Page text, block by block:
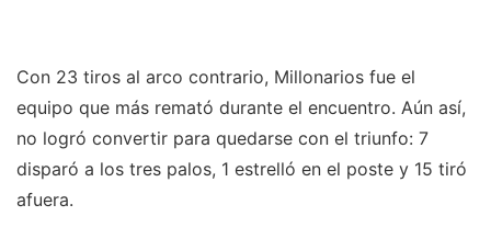
Con 23 tiros al arco contrario, Millonarios fue el
equipo que más remató durante el encuentro. Aún así,
no logró convertir para quedarse con el triunfo: 7
disparó a los tres palos, 1 estrelló en el poste y 15 tiró
afuera.